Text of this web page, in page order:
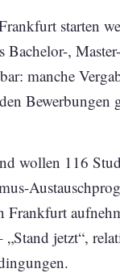
starten
,
manche
Bewerbungen
wollen 116
jetzt“,